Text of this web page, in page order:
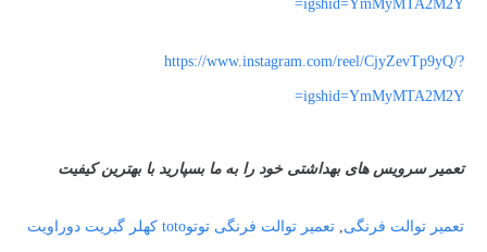
igshid=YmMyMTA2M2Y=
https://www.instagram.com/reel/CjyZevTp9yQ/?
igshid=YmMyMTA2M2Y=
تعمیر سرویس های بهداشتی خود را به ما بسپارید با بهترین کیفیت
تعمیر توالت فرنگی, تعمیر توالت فرنگی توتوtoto کهلر گبریت دوراویت